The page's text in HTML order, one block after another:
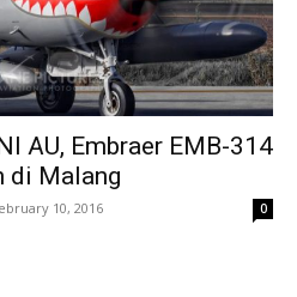
AU, Embraer EMB-314
di Malang
10, 2016 0